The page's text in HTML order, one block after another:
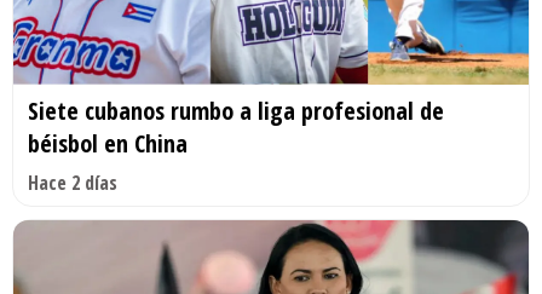
Siete cubanos rumbo a liga profesional de
béisbol en China
Hace 2 días